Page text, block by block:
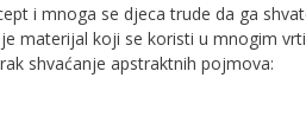
i mnoga se djeca trude da ga
materijal koji se koristi u mnogim
shvaćanje apstraktnih pojmova: